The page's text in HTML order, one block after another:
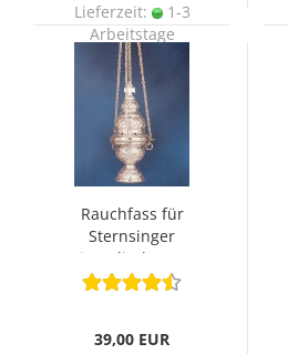
Lieferzeit:
1-3
Arbeitstage
Rauchfass für
Sternsinger
orientalisch 24 cm
hoch
39,00 EUR